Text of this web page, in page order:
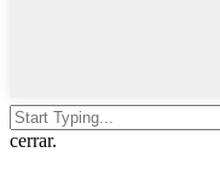
cerrar.